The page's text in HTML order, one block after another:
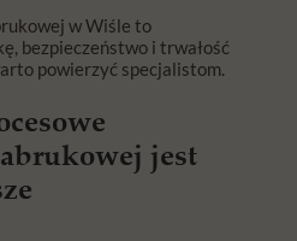
w Wiśle to
bezpieczeństwo i trwałość
powierzyć specjalistom.
jest